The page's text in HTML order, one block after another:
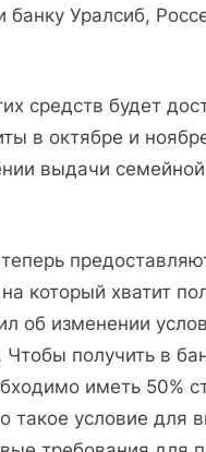
банку Уралсиб,
средств будет
в октябре и
выдачи
который хватит
об изменении
получить в
иметь 50%
такое условие для